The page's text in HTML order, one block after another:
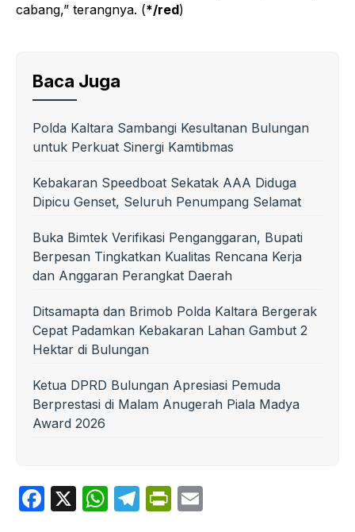
cabang,” terangnya. (*/red)
Baca Juga
Polda Kaltara Sambangi Kesultanan Bulungan
untuk Perkuat Sinergi Kamtibmas
Kebakaran Speedboat Sekatak AAA Diduga
Dipicu Genset, Seluruh Penumpang Selamat
Buka Bimtek Verifikasi Penganggaran, Bupati
Berpesan Tingkatkan Kualitas Rencana Kerja
dan Anggaran Perangkat Daerah
Ditsamapta dan Brimob Polda Kaltara Bergerak
Cepat Padamkan Kebakaran Lahan Gambut 2
Hektar di Bulungan
Ketua DPRD Bulungan Apresiasi Pemuda
Berprestasi di Malam Anugerah Piala Madya
Award 2026
F
X
W T
P